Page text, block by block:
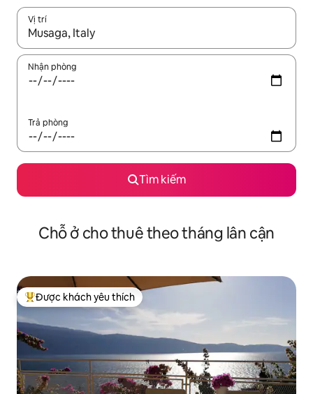
Vị trí
Khi có kết quả, hãy điều hướng bằng phím mũi tên lên và
Nhận phòng
Trả phòng
Tìm kiếm
Chỗ ở cho thuê theo tháng lân cận
Được khách yêu thích nhất
Được khách yêu thích